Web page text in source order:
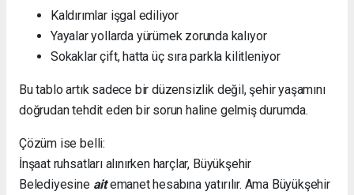
Kaldırımlar işgal ediliyor
Yayalar yollarda yürümek zorunda kalıyor
Sokaklar çift, hatta üç sıra parkla kilitleniyor
Bu tablo artık sadece bir düzensizlik değil, şehir yaşamını
doğrudan tehdit eden bir sorun haline gelmiş durumda.
Çözüm ise belli:
İnşaat ruhsatları alınırken harçlar, Büyükşehir
Belediyesine aitemanet hesabına yatırılır. Ama Büyükşehir